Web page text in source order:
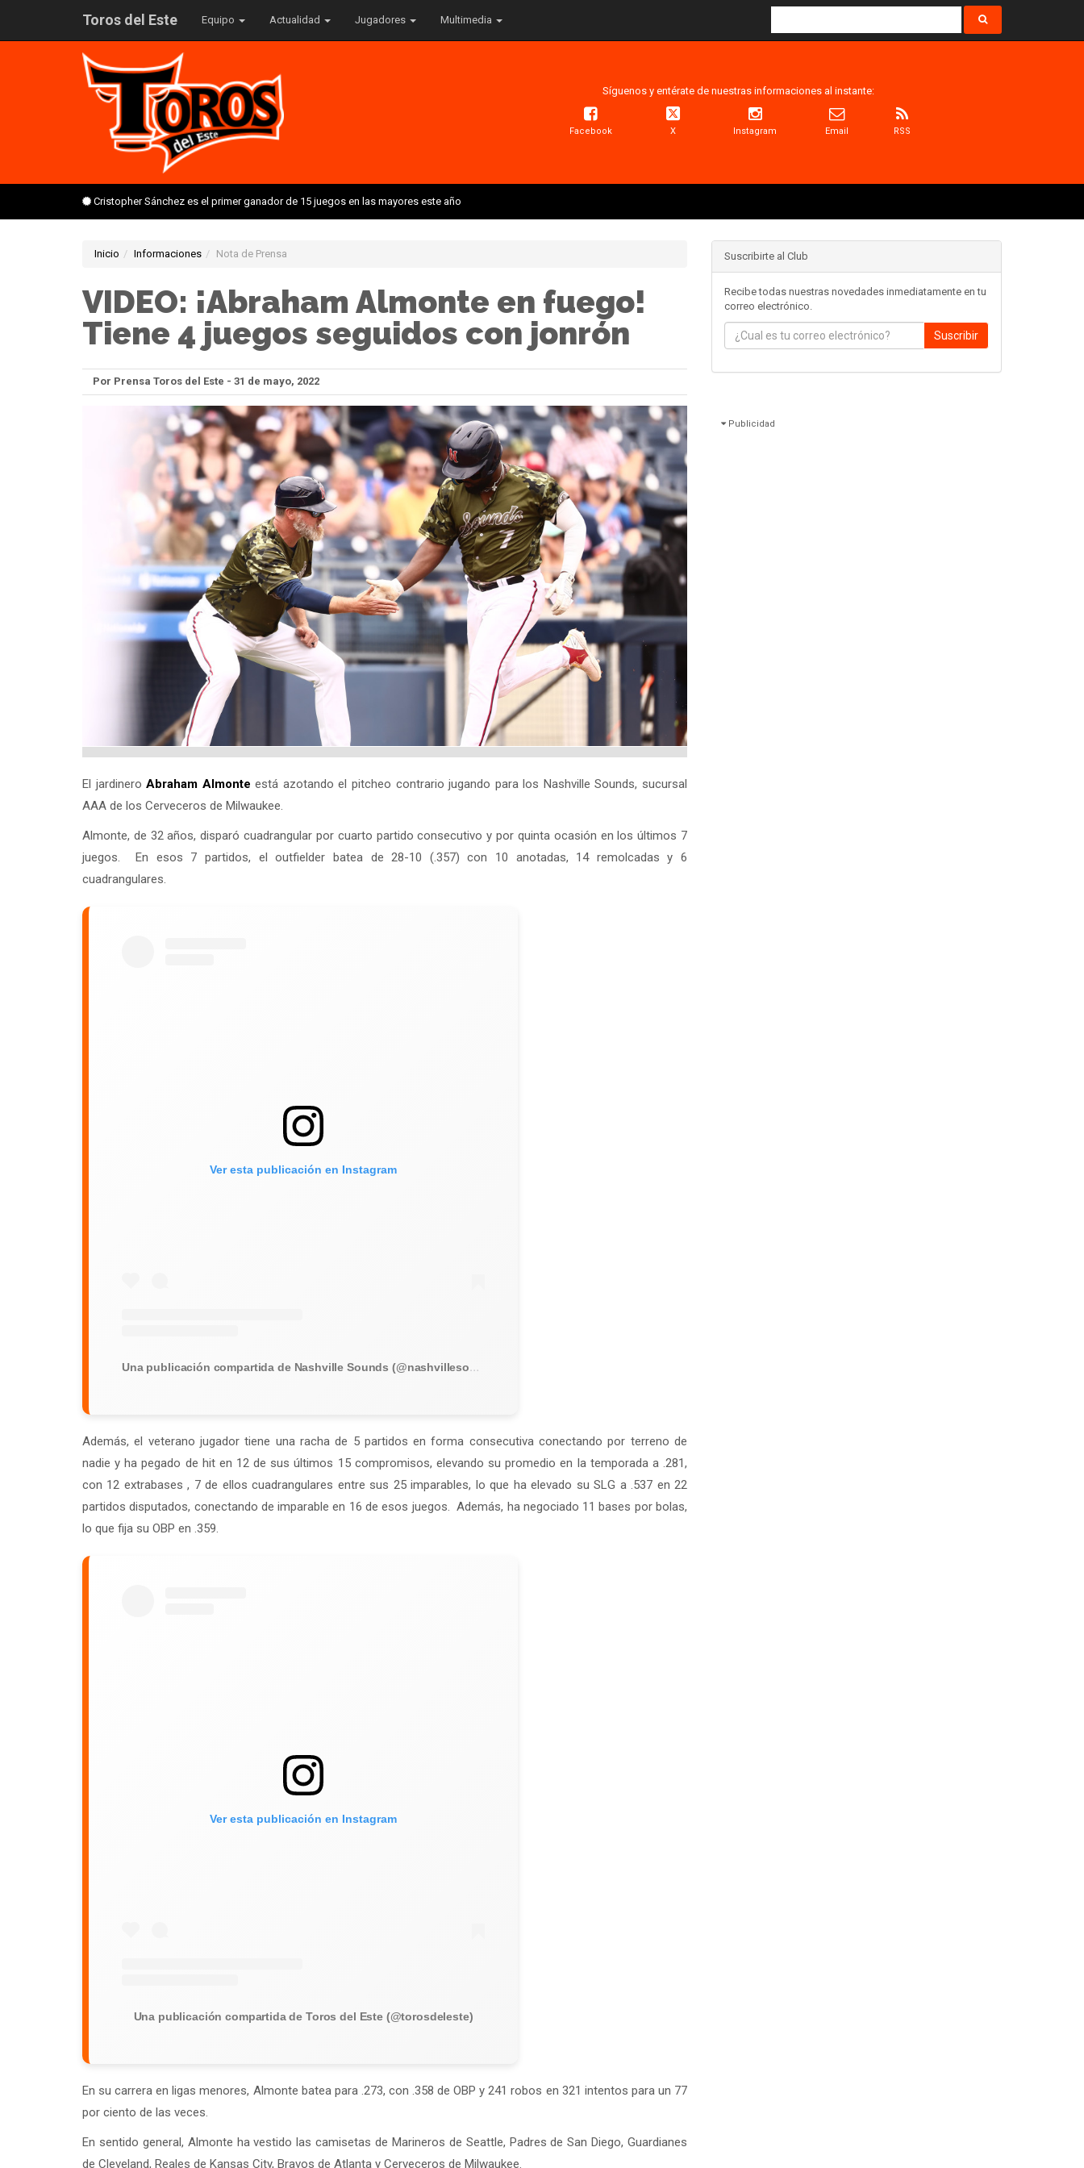
Toros del Este Equipo Actualidad Jugadores Multimedia
Síguenos y entérate de nuestras informaciones al instante:
Facebook X Instagram Email RSS
Cristopher Sánchez es el primer ganador de 15 juegos en las mayores este año
Inicio Informaciones Nota de Prensa
VIDEO: ¡Abraham Almonte en fuego!
Tiene 4 juegos seguidos con jonrón
Por Prensa Toros del Este - 31 de mayo, 2022
El jardineroAbraham Almonte está azotando el pitcheo contrario jugando para los Nashville Sounds, sucursal
AAA de los Cerveceros de Milwaukee.
Almonte, de 32 años, disparó cuadrangular por cuarto partido consecutivo y por quinta ocasión en los últimos 7
juegos. En esos 7 partidos, el outfielder batea de 28-10 (.357) con 10 anotadas, 14 remolcadas y 6
cuadrangulares.
Ver esta publicación en Instagram
Una publicación compartida de Nashville Sounds (@nashvillesounds)
Además, el veterano jugador tiene una racha de 5 partidos en forma consecutiva conectando por terreno de
nadie y ha pegado de hit en 12 de sus últimos 15 compromisos, elevando su promedio en la temporada a .281,
con 12 extrabases , 7 de ellos cuadrangulares entre sus 25 imparables, lo que ha elevado su SLG a .537 en 22
partidos disputados, conectando de imparable en 16 de esos juegos. Además, ha negociado 11 bases por bolas,
lo que fija su OBP en .359.
Ver esta publicación en Instagram
Una publicación compartida de Toros del Este (@torosdeleste)
En su carrera en ligas menores, Almonte batea para .273, con .358 de OBP y 241 robos en 321 intentos para un 77
por ciento de las veces.
En sentido general, Almonte ha vestido las camisetas de Marineros de Seattle, Padres de San Diego, Guardianes
de Cleveland, Reales de Kansas City, Bravos de Atlanta y Cerveceros de Milwaukee.
Suscribirte al Club
Recibe todas nuestras novedades inmediatamente en tu
correo electrónico.
Suscribir
Publicidad